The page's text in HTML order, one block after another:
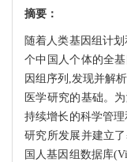
摘要：
随着人类基因组计
个中国人个体的全
因组序列,发现并解
医学研究的基础。
持续增长的科学管
研究所发展并建立
国人基因组数据库